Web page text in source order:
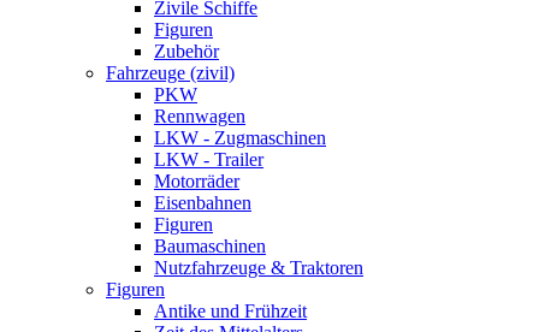
Zivile Schiffe
Figuren
Zubehör
Fahrzeuge (zivil)
PKW
Rennwagen
LKW - Zugmaschinen
LKW - Trailer
Motorräder
Eisenbahnen
Figuren
Baumaschinen
Nutzfahrzeuge & Traktoren
Figuren
Antike und Frühzeit